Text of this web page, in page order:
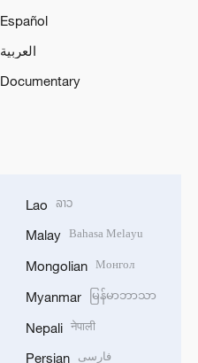
Español
العربية
Documentary
Lao ລາວ
Malay Bahasa Melayu
Mongolian Монгол
Myanmar မြန်မာဘာသာ
Nepali नेपाली
Persian فارسی